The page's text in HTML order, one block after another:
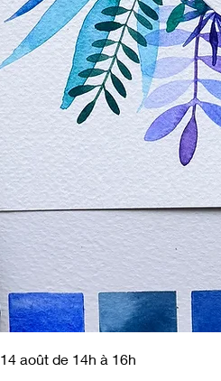
août de 14h à 16h